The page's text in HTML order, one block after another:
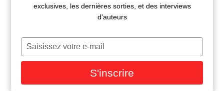
Beaux livres
exclusives, les dernières sorties, et des interviews
d'auteurs
Saisissez
votre
e-
S'inscrire